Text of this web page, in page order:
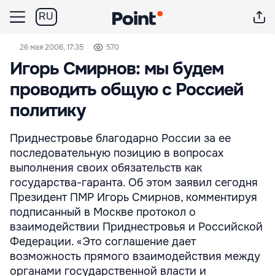
RU
26 мая 2006, 17:35 570
Игорь Смирнов: мы будем
проводить общую с Россией
политику
Приднестровье благодарно России за ее
последовательную позицию в вопросах
выполнения своих обязательств как
государства-гаранта. Об этом заявил сегодня
Президент ПМР Игорь Смирнов, комментируя
подписанный в Москве протокол о
взаимодействии Приднестровья и Российской
Федерации. «Это соглашение дает
возможность прямого взаимодействия между
органами государственной власти и